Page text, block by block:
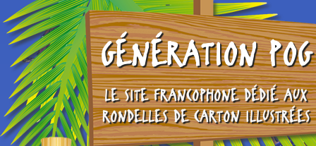
GÉNÉRATION POG
LE SITE FRANCOPHONE DÉDIÉ AUX
RONDELLES DE CARTON ILLUSTRÉES